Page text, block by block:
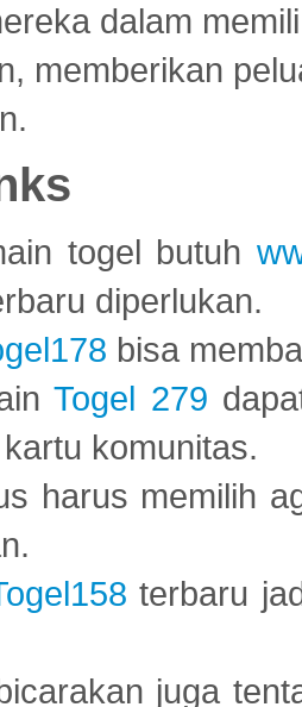
dalam
memberikan
togel butuh
diperlukan.
bisa
Togel 279
komunitas.
harus memilih
terbaru
juga